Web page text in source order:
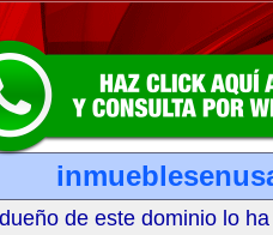
de este dominio lo